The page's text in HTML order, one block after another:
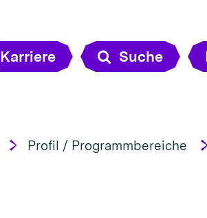
Karriere Suche
Profil / Programmbereiche